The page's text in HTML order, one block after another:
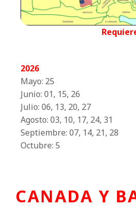
2026
Mayo: 25
Junio: 01, 15, 26
Julio: 06, 13, 20, 27
Agosto: 03, 10, 17, 24, 31
Septiembre: 07, 14, 21, 28
Octubre: 5
CANADA Y